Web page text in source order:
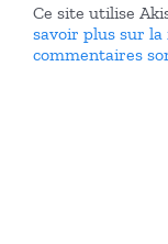
Ce site utilise
savoir plus sur la
commentaires